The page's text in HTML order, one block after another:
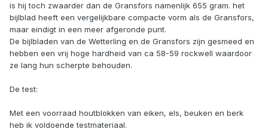
is hij toch zwaarder dan de Gransfors namenlijk 655 gram. het
bijlblad heeft een vergelijkbare compacte vorm als de Gransfors,
maar eindigt in een meer afgeronde punt.
De bijlbladen van de Wetterling en de Gransfors zijn gesmeed en
hebben een vrij hoge hardheid van ca 58-59 rockwell waardoor
ze lang hun scherpte behouden.
De test:
Met een voorraad houtblokken van eiken, els, beuken en berk
heb ik voldoende testmateriaal.